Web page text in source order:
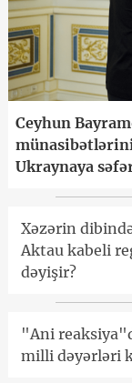
Ceyhun
Ukraynaya
Xəzərin
Aktau kabeli
dəyişir?
"Ani
milli dəyərləri